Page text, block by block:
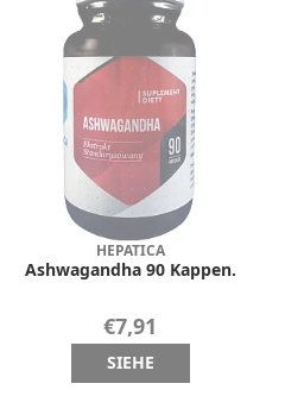
HEPATICA
Ashwagandha 90 Kappen.
€7,91
SIEHE